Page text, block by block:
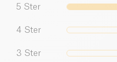
5 Ster
4 Ster
3 Ster